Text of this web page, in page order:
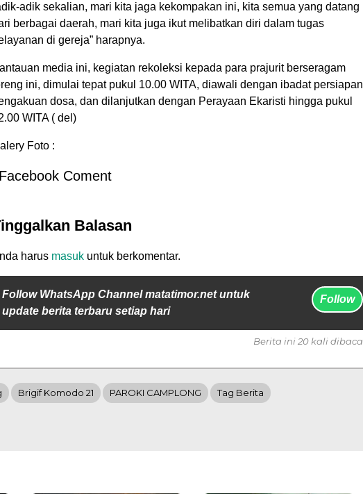
adik sekalian, mari kita jaga kekompakan ini, kita semua yang datang
berbagai daerah, mari kita juga ikut melibatkan diri dalam tugas
di gereja” harapnya.
media ini, kegiatan rekoleksi kepada para prajurit berseragam
ini, dimulai tepat pukul 10.00 WITA, diawali dengan ibadat persiapan
dosa, dan dilanjutkan dengan Perayaan Ekaristi hingga pukul
WITA ( del)
Foto :
Facebook Coment
Balasan
harus masuk untuk berkomentar.
Follow WhatsApp Channel matatimor.net untuk
update berita terbaru setiap hari
Follow
Berita ini 20 kali dibaca
Brigif Komodo 21 PAROKI CAMPLONG Tag Berita